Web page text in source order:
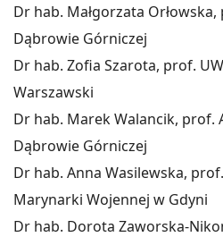
Dr hab. Małgorzata Orłowska,
Dąbrowie Górniczej
Dr hab. Zofia Szarota, prof.
Warszawski
Dr hab. Marek Walancik, prof.
Dąbrowie Górniczej
Dr hab. Anna Wasilewska,
Marynarki Wojennej w Gdyni
Dr hab. Dorota Zaworska-